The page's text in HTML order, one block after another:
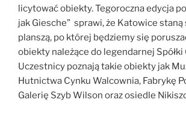
licytować obiekty. Tegoroczna edycja
jak Giesche” sprawi, że Katowice staną
planszą, po której będziemy się
obiekty należące do legendarnej Spółki
Uczestnicy poznają takie obiekty jak
Hutnictwa Cynku Walcownia, Fabrykę
Galerię Szyb Wilson oraz osiedle